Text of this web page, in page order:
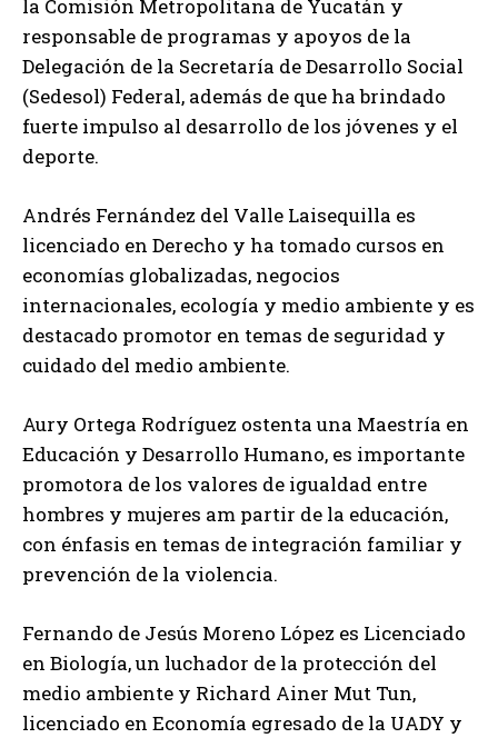
la Comisión Metropolitana de Yucatán y
responsable de programas y apoyos de la
Delegación de la Secretaría de Desarrollo Social
(Sedesol) Federal, además de que ha brindado
fuerte impulso al desarrollo de los jóvenes y el
deporte.
Andrés Fernández del Valle Laisequilla es
licenciado en Derecho y ha tomado cursos en
economías globalizadas, negocios
internacionales, ecología y medio ambiente y es
destacado promotor en temas de seguridad y
cuidado del medio ambiente.
Aury Ortega Rodríguez ostenta una Maestría en
Educación y Desarrollo Humano, es importante
promotora de los valores de igualdad entre
hombres y mujeres am partir de la educación,
con énfasis en temas de integración familiar y
prevención de la violencia.
Fernando de Jesús Moreno López es Licenciado
en Biología, un luchador de la protección del
medio ambiente y Richard Ainer Mut Tun,
licenciado en Economía egresado de la UADY y